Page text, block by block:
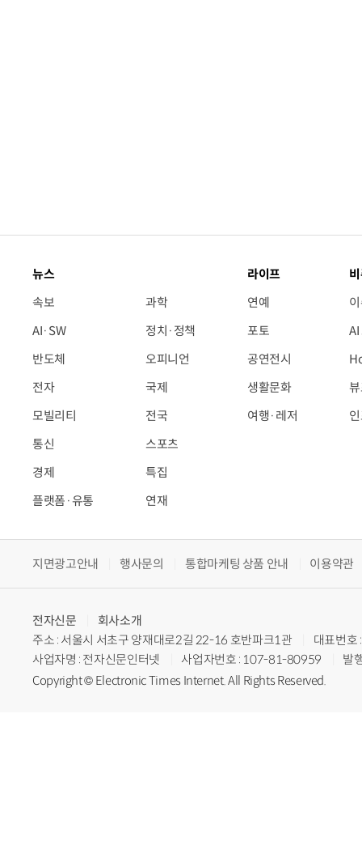
뉴스
속보
AI·SW
반도체
전자
모빌리티
통신
경제
플랫폼·유통
과학
정치·정책
오피니언
국제
전국
스포츠
특집
연재
라이프
연예
포토
공연전시
생활문화
여행·레저
지면광고안내 행사문의 통합마케팅 상품 안내 이용약관
전자신문
회사소개
주소 : 서울시 서초구 양재대로2길 22-16 호반파크1관
대표번
사업자명 : 전자신문인터넷
사업자번호 : 107-81-80959
발
Copyright © Electronic Times Internet. All Rights Reserved.